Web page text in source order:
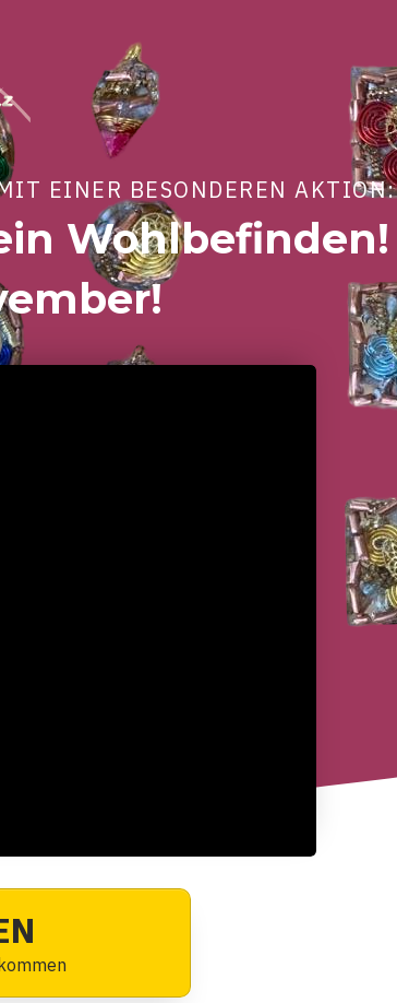
EINER BESONDEREN AKTION:
Wohlbefinden!